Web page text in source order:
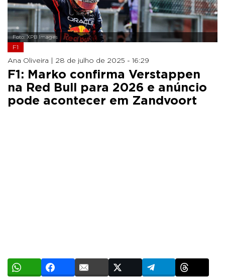
Foto: XPB Images
F1
Ana Oliveira | 28 de julho de 2025 - 16:29
F1: Marko confirma Verstappen
na Red Bull para 2026 e anúncio
pode acontecer em Zandvoort